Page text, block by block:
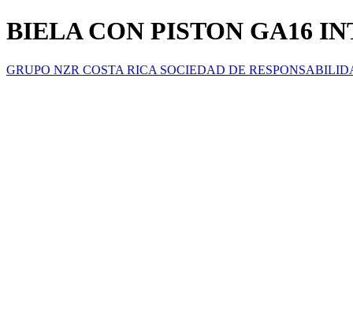
BIELA CON PISTON GA16
GRUPO NZR COSTA RICA SOCIEDAD DE